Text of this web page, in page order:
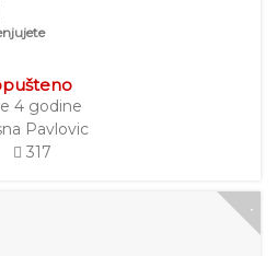
4 godine
Pavlovic
317